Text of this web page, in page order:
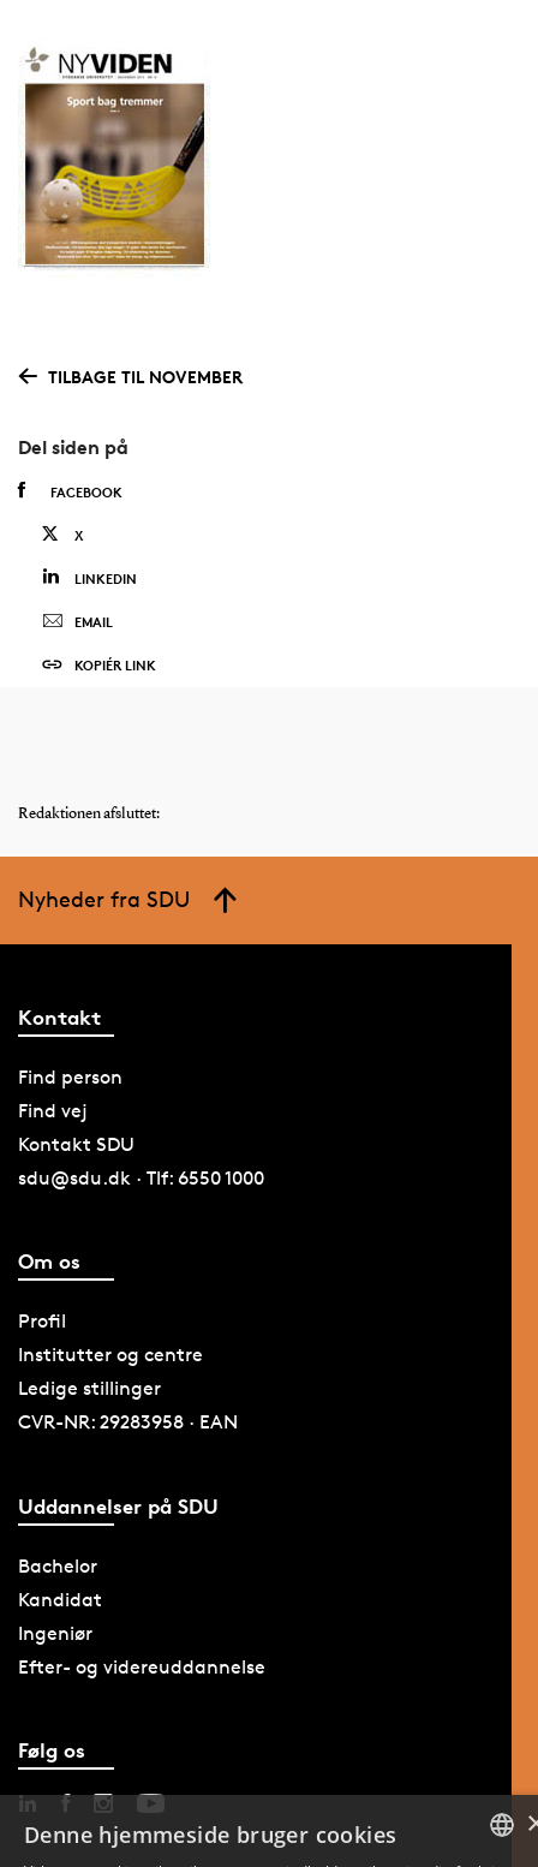
TILBAGE TIL NOVEMBER
Del siden på
FACEBOOK
X
LINKEDIN
EMAIL
KOPIÉR LINK
Redaktionen afsluttet:
Nyheder fra SDU
Kontakt
Find person
Find vej
Kontakt SDU
sdu@sdu.dk · Tlf: 6550 1000
Om os
Profil
Institutter og centre
Ledige stillinger
CVR-NR: 29283958 · EAN
Uddannelser på SDU
Bachelor
Kandidat
Ingeniør
Efter- og videreuddannelse
Følg os
Denne hjemmeside bruger cookies